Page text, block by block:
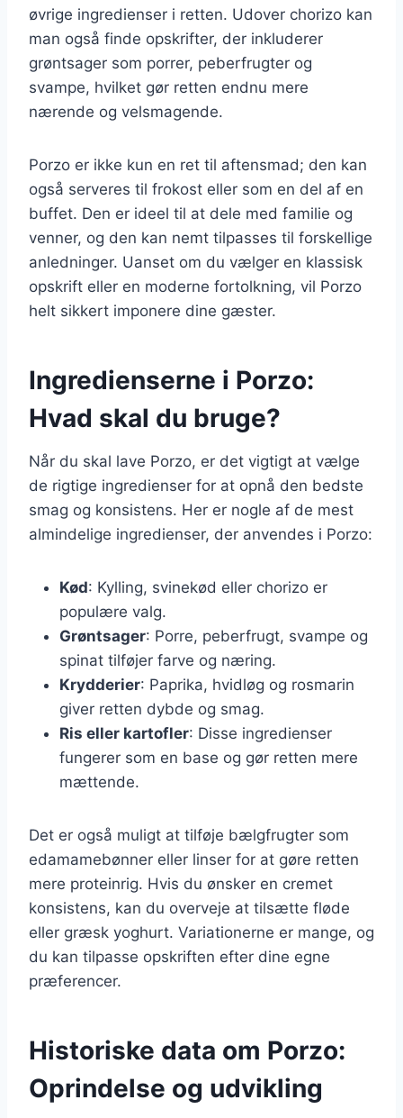
øvrige ingredienser i retten. Udover chorizo kan
man også finde opskrifter, der inkluderer
grøntsager som porrer, peberfrugter og
svampe, hvilket gør retten endnu mere
nærende og velsmagende.
Porzo er ikke kun en ret til aftensmad; den kan
også serveres til frokost eller som en del af en
buffet. Den er ideel til at dele med familie og
venner, og den kan nemt tilpasses til forskellige
anledninger. Uanset om du vælger en klassisk
opskrift eller en moderne fortolkning, vil Porzo
helt sikkert imponere dine gæster.
Ingredienserne i Porzo:
Hvad skal du bruge?
Når du skal lave Porzo, er det vigtigt at vælge
de rigtige ingredienser for at opnå den bedste
smag og konsistens. Her er nogle af de mest
almindelige ingredienser, der anvendes i Porzo:
Kød: Kylling, svinekød eller chorizo er
populære valg.
Grøntsager: Porre, peberfrugt, svampe og
spinat tilføjer farve og næring.
Krydderier: Paprika, hvidløg og rosmarin
giver retten dybde og smag.
Ris eller kartofler: Disse ingredienser
fungerer som en base og gør retten mere
mættende.
Det er også muligt at tilføje bælgfrugter som
edamamebønner eller linser for at gøre retten
mere proteinrig. Hvis du ønsker en cremet
konsistens, kan du overveje at tilsætte fløde
eller græsk yoghurt. Variationerne er mange, og
du kan tilpasse opskriften efter dine egne
præferencer.
Historiske data om Porzo:
Oprindelse og udvikling